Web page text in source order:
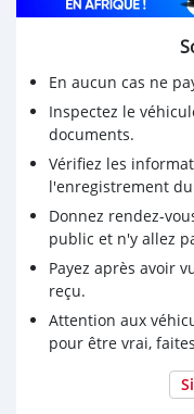
En aucun cas ne
Inspectez le
documents.
Vérifiez les
l'enregistrement
Donnez rendez-
public et n'y allez
Payez après avoir
reçu.
Attention aux
pour être vrai,